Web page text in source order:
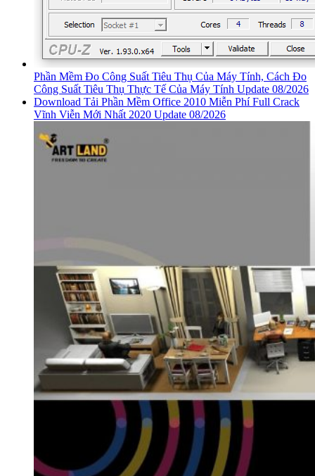
Phần Mềm Đo Công Suất Tiêu Thụ Của Máy Tính, Cách Đo
Công Suất Tiêu Thụ Thực Tế Của Máy Tính Update 08/2026
Download Tải Phần Mềm Office 2010 Miễn Phí Full Crack
Vĩnh Viễn Mới Nhất 2020 Update 08/2026